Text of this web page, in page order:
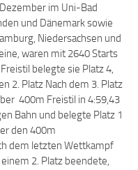
im Uni-Bad
und Dänemark sowie
Niedersachsen und
waren mit 2640 Starts
belegte sie Platz 4,
2. Platz Nach dem 3. Platz
400m Freistil in 4:59,43
Bahn und belegte Platz 1
den 400m
dem letzten Wettkampf
2. Platz beendete,